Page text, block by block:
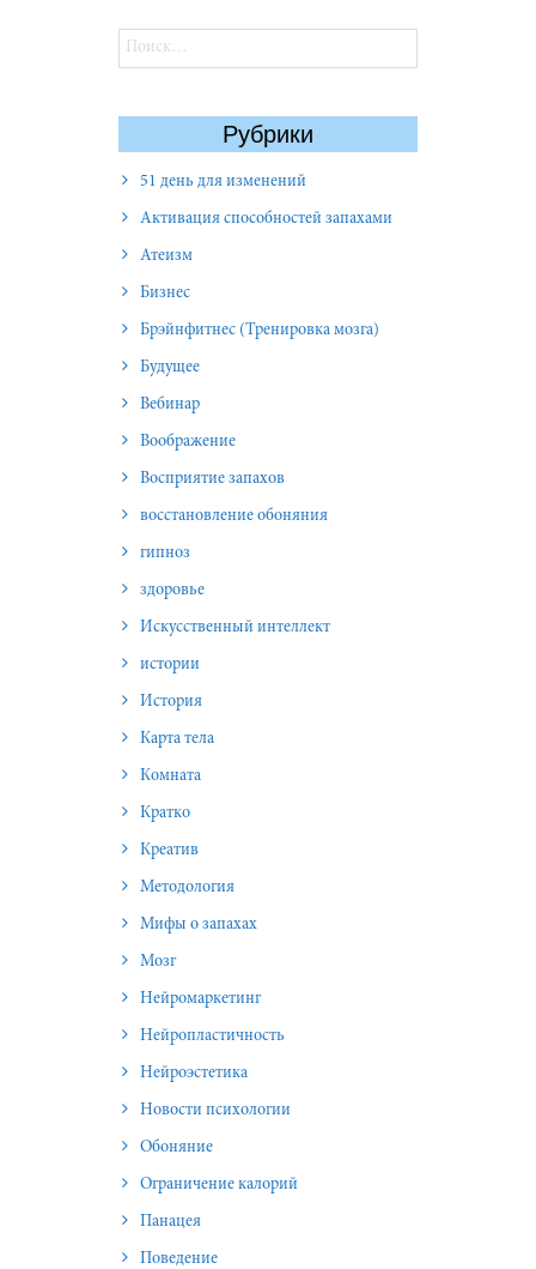
Найти:
Рубрики
51 день для изменений
Активация способностей запахами
Атеизм
Бизнес
Брэйнфитнес (Тренировка мозга)
Будущее
Вебинар
Воображение
Восприятие запахов
восстановление обоняния
гипноз
здоровье
Искусственный интеллект
истории
История
Карта тела
Комната
Кратко
Креатив
Методология
Мифы о запахах
Мозг
Нейромаркетинг
Нейропластичность
Нейроэстетика
Новости психологии
Обоняние
Ограничение калорий
Панацея
Поведение